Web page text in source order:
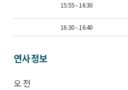
15:55∼16:30
16:30∼16:40
연사 정보
오 전